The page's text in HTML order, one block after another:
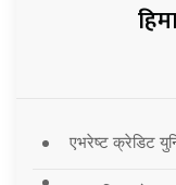
एभरेष्ट क्रेडिट